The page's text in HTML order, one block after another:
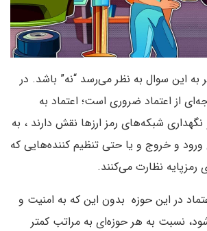
این سوال به نظر می‌رسد “نه” باشد. در
از اعتماد ضروری است؛ اعتماد به
نگهداری شبکه‌های رمز ارزها نقش دارند ، به
ورود و خروج و یا حتی تنظیم کننده‌هایی که
رمزپایه نظارت می‌کنند.
در این حوزه بدون این که به امنیت و
نسبت به هر حوزه‌ای به مراتب کمتر